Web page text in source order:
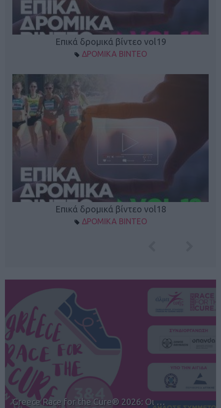
Επικά δρομικά βίντεο vol19
ΔΡΟΜΙΚΑ ΒΙΝΤΕΟ
Επικά δρομικά βίντεο vol18
ΔΡΟΜΙΚΑ ΒΙΝΤΕΟ
12ος TUI Rhodes Marathon: Άνοιγμα ε…